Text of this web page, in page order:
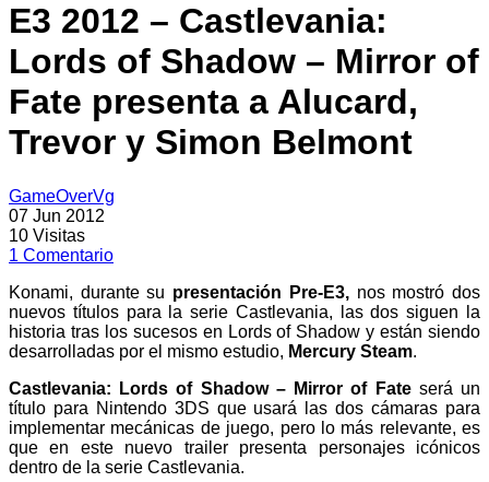
E3 2012 – Castlevania:
Lords of Shadow – Mirror of
Fate presenta a Alucard,
Trevor y Simon Belmont
GameOverVg
07 Jun 2012
10 Visitas
1 Comentario
Konami, durante su presentación Pre-E3,nos mostró dos
nuevos títulos para la serie Castlevania, las dos siguen la
historia tras los sucesos en Lords of Shadow y están siendo
desarrolladas por el mismo estudio, Mercury Steam.
Castlevania: Lords of Shadow – Mirror of Fateserá un
título para Nintendo 3DS que usará las dos cámaras para
implementar mecánicas de juego, pero lo más relevante, es
que en este nuevo trailer presenta personajes icónicos
dentro de la serie Castlevania.